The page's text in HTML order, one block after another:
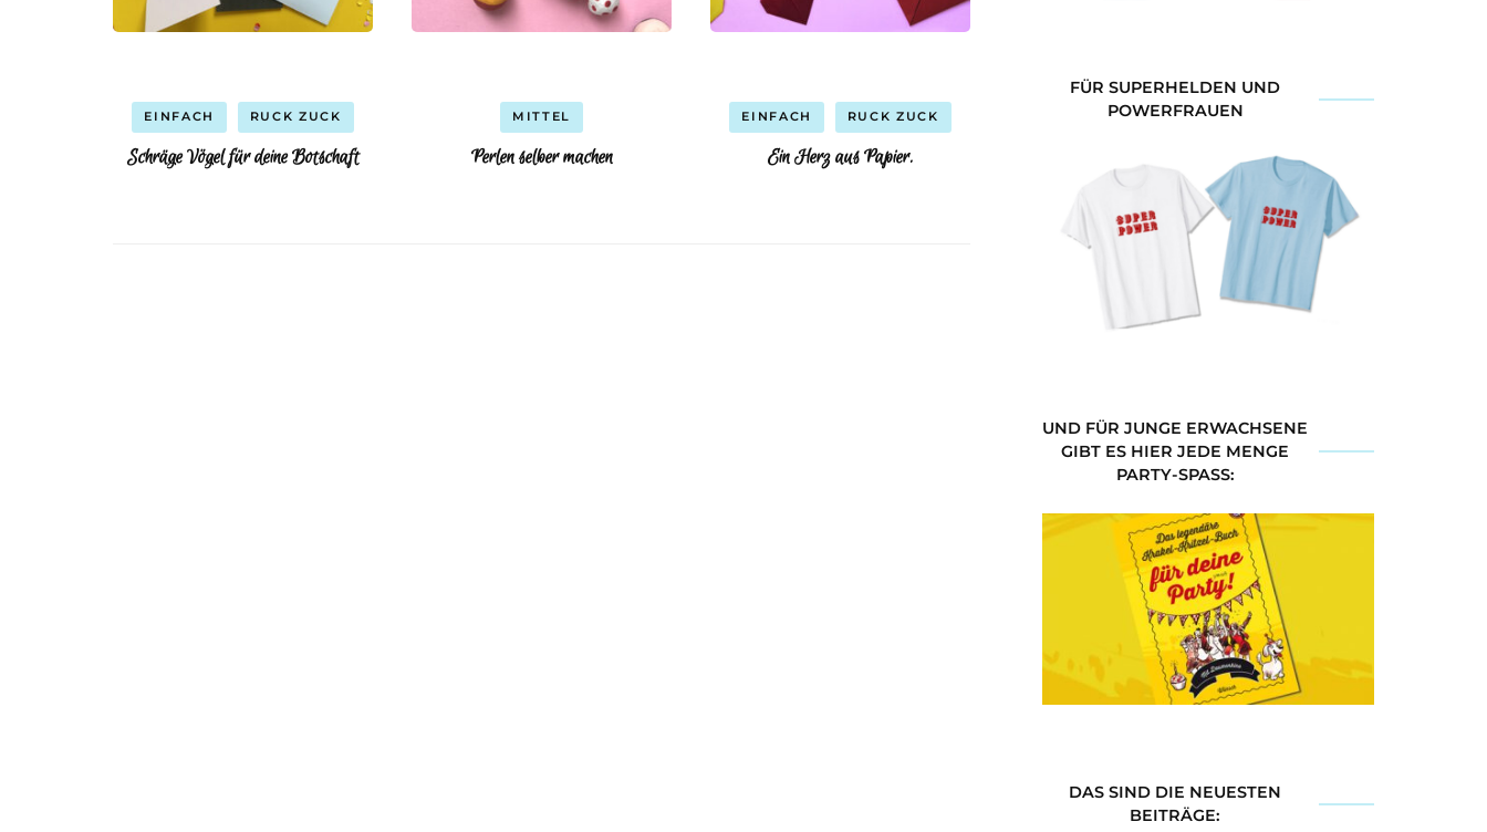
EINFACH RUCK ZUCK
Schräge Vögel für deine Botschaft
MITTEL
Perlen selber machen
EINFACH RUCK ZUCK
Ein Herz aus Papier.
FÜR SUPERHELDEN UND
POWERFRAUEN
UND FÜR JUNGE ERWACHSENE
GIBT ES HIER JEDE MENGE
PARTY-SPASS:
DAS SIND DIE NEUESTEN
BEITRÄGE: